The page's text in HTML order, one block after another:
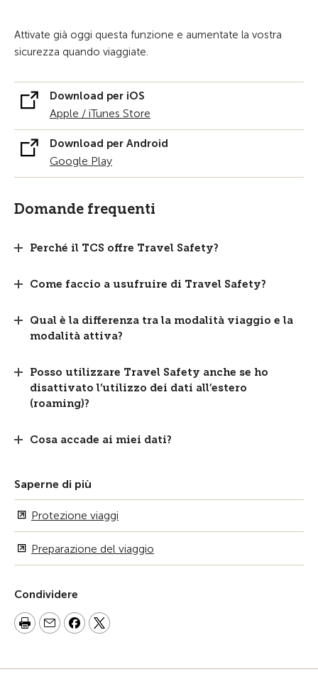
Attivate già oggi questa funzione e aumentate la vostra
sicurezza quando viaggiate.
Download per iOS
Apple / iTunes Store
Download per Android
Google Play
Domande frequenti
Perché il TCS offre Travel Safety?
Come faccio a usufruire di Travel Safety?
Qual è la differenza tra la modalità viaggio e la
modalità attiva?
Posso utilizzare Travel Safety anche se ho
disattivato l’utilizzo dei dati all’estero
(roaming)?
Cosa accade ai miei dati?
Saperne di più
Protezione viaggi
Preparazione del viaggio
Condividere